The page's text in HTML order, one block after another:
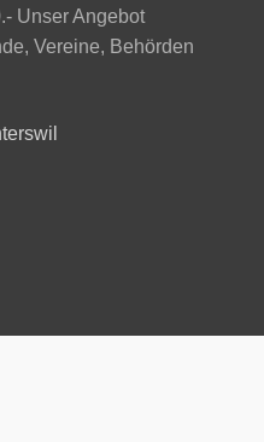
Unser Angebot
Vereine, Behörden